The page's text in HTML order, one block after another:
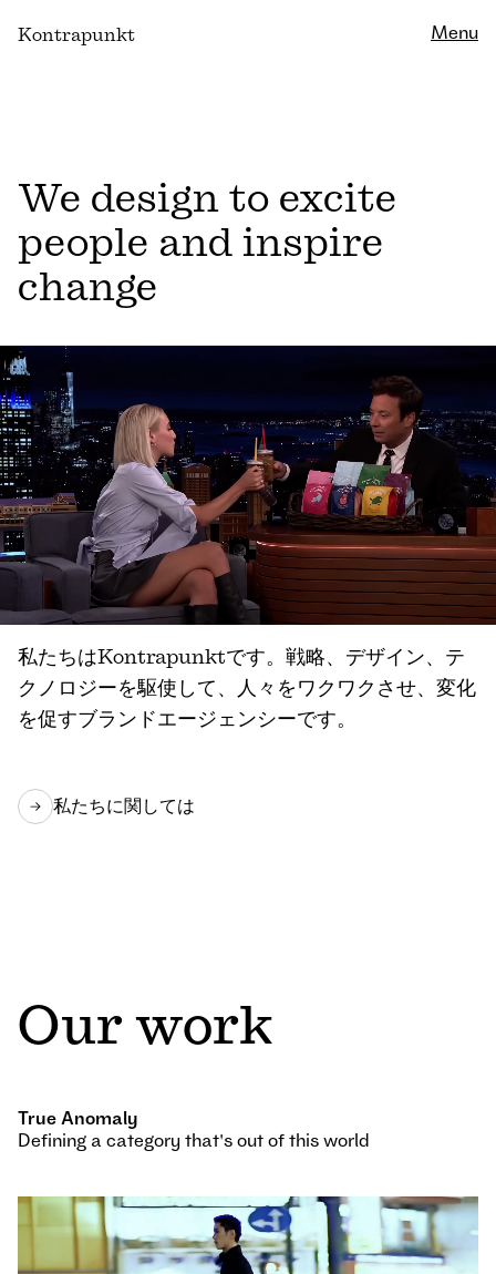
Kontrapunkt
Menu
We design to excite
people and inspire
change
私たちはKontrapunktです。戦略、デザイン、テ
クノロジーを駆使して、人々をワクワクさせ、変化
を促すブランドエージェンシーです。
私たちに関しては
Our work
True Anomaly
Defining a category that's out of this world